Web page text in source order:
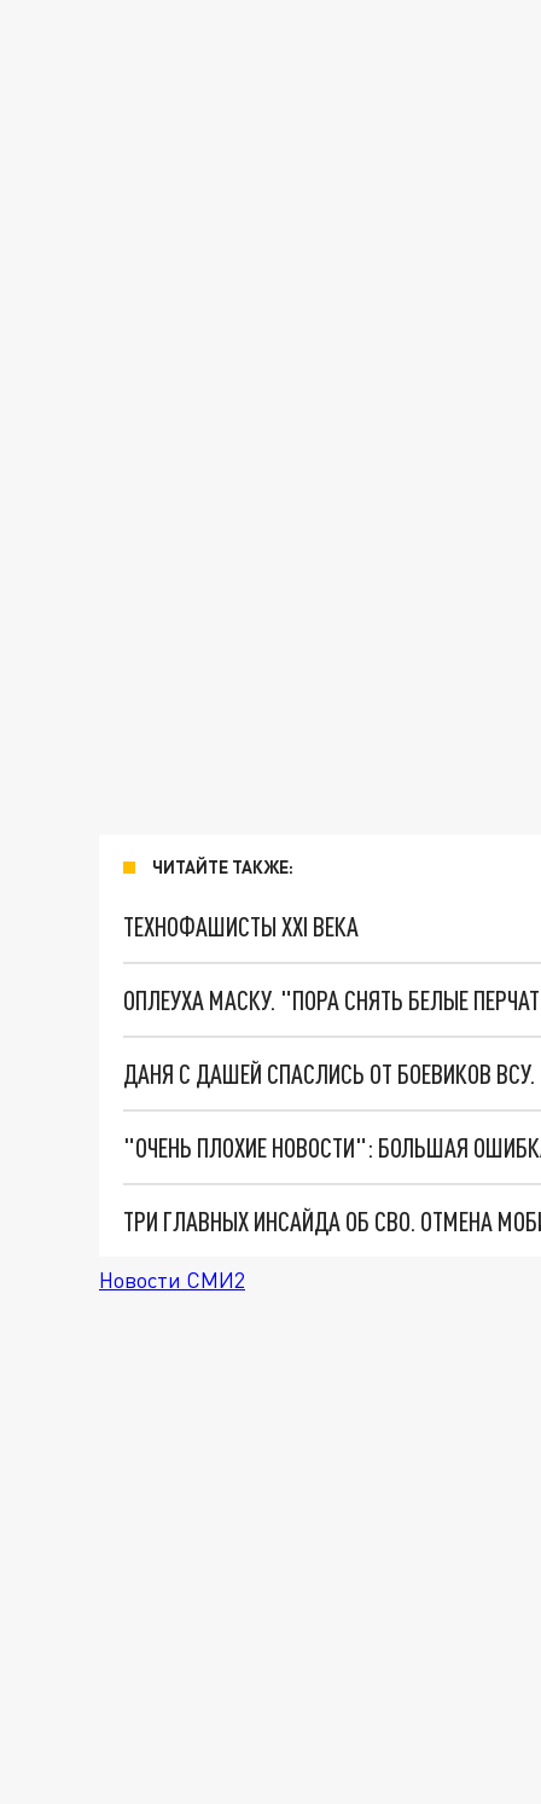
ЧИТАЙТЕ ТАКЖЕ:
ТЕХНОФАШИСТЫ XXI ВЕКА
ОПЛЕУХА МАСКУ. "ПОРА СНЯТЬ БЕЛЫЕ
ДАНЯ С ДАШЕЙ СПАСЛИСЬ ОТ БОЕВИКОВ
Новости СМИ2